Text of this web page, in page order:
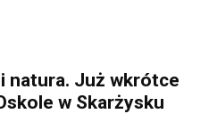
natura. Już wkrótce
w Skarżysku